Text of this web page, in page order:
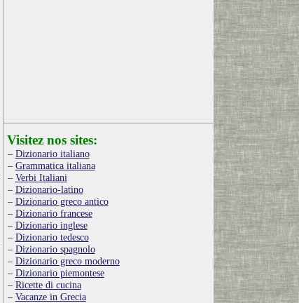
Visitez nos sites:
Dizionario italiano
Grammatica italiana
Verbi Italiani
Dizionario-latino
Dizionario greco antico
Dizionario francese
Dizionario inglese
Dizionario tedesco
Dizionario spagnolo
Dizionario greco moderno
Dizionario piemontese
Ricette di cucina
Vacanze in Grecia